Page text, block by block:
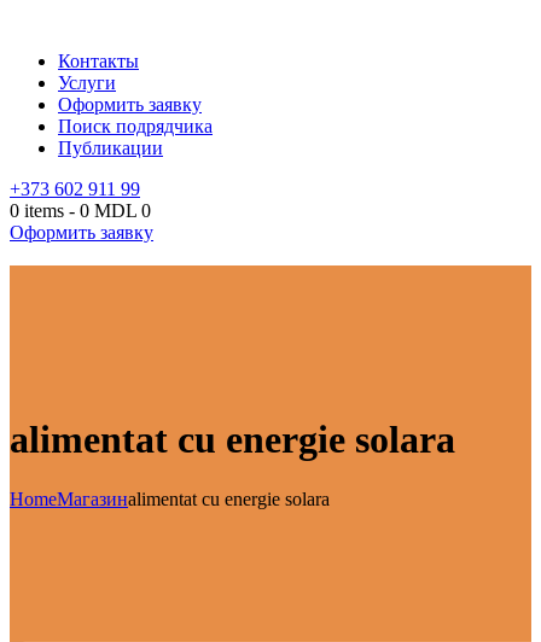
Контакты
Услуги
Оформить заявку
Поиск подрядчика
Публикации
+373 602 911 99
0 items - 0 MDL 0
Оформить заявку
alimentat cu energie solara
HomeМагазинalimentat cu energie solara